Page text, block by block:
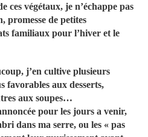
ces végétaux, je n’échappe pas
promesse de petites
familiaux pour l’hiver et le
j’en cultive plusieurs
favorables aux desserts,
aux soupes…
pour les jours a venir,
dans ma serre, ou les « pas